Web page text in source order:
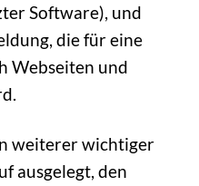
Software), und
die für eine
Webseiten und
weiterer wichtiger
ausgelegt, den